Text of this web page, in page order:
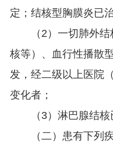
定；结核型胸膜炎已
（2）一切肺外
核等）、血行性播散
发，经二级以上医院
变化者；
（3）淋巴腺结
（二）患有下列